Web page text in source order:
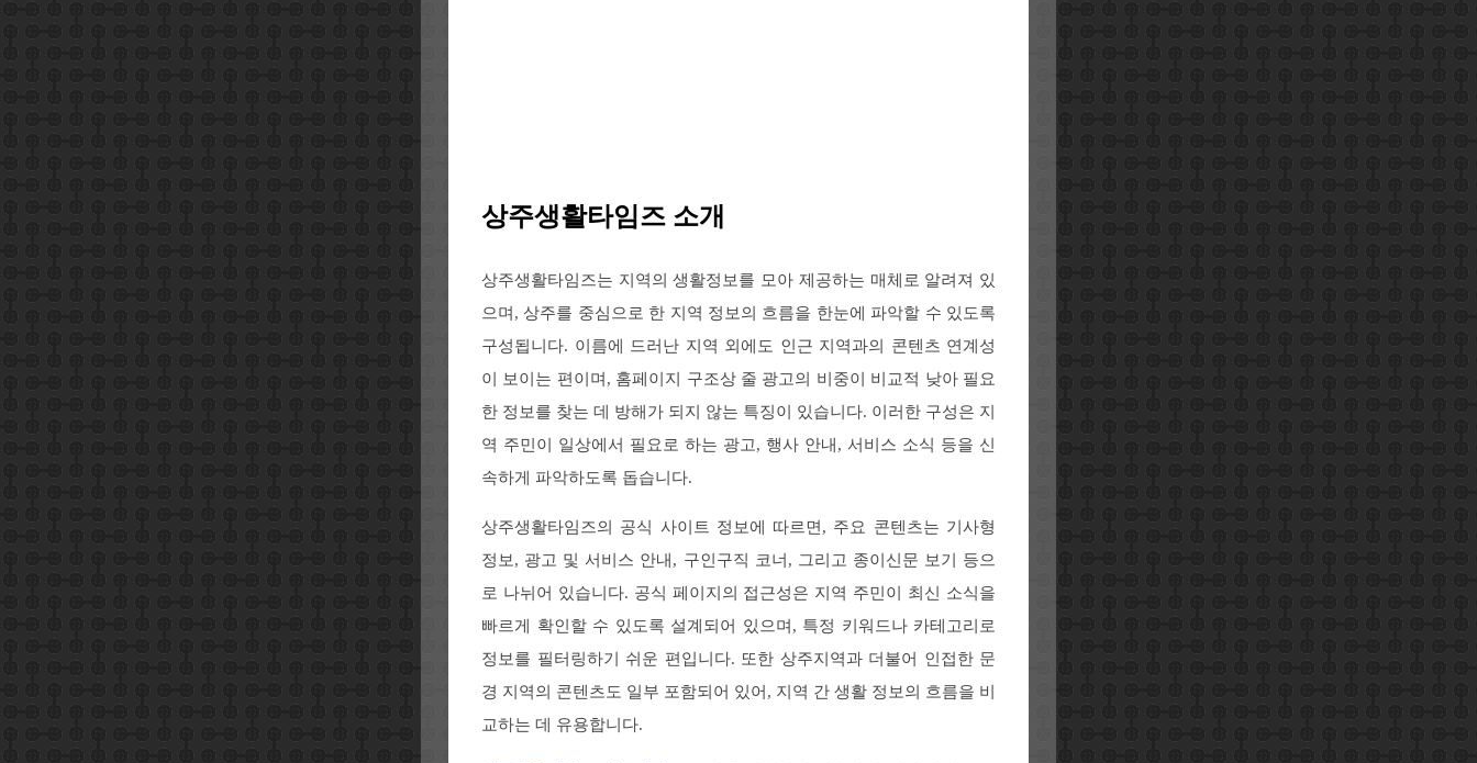
상주생활타임즈 소개
상주생활타임즈는 지역의 생활정보를 모아 제공하는 매체로 알려져 있
으며, 상주를 중심으로 한 지역 정보의 흐름을 한눈에 파악할 수 있도록
구성됩니다. 이름에 드러난 지역 외에도 인근 지역과의 콘텐츠 연계성
이 보이는 편이며, 홈페이지 구조상 줄 광고의 비중이 비교적 낮아 필요
한 정보를 찾는 데 방해가 되지 않는 특징이 있습니다. 이러한 구성은 지
역 주민이 일상에서 필요로 하는 광고, 행사 안내, 서비스 소식 등을 신
속하게 파악하도록 돕습니다.
상주생활타임즈의 공식 사이트 정보에 따르면, 주요 콘텐츠는 기사형
정보, 광고 및 서비스 안내, 구인구직 코너, 그리고 종이신문 보기 등으
로 나뉘어 있습니다. 공식 페이지의 접근성은 지역 주민이 최신 소식을
빠르게 확인할 수 있도록 설계되어 있으며, 특정 키워드나 카테고리로
정보를 필터링하기 쉬운 편입니다. 또한 상주지역과 더불어 인접한 문
경 지역의 콘텐츠도 일부 포함되어 있어, 지역 간 생활 정보의 흐름을 비
교하는 데 유용합니다.